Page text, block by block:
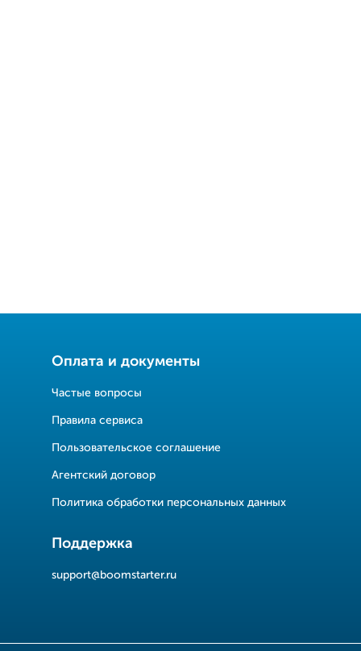
Оплата и документы
Частые вопросы
Правила сервиса
Пользовательское соглашение
Агентский договор
Политика обработки персональных данных
Поддержка
support@boomstarter.ru